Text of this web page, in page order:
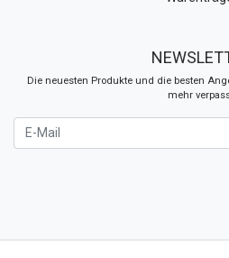
Die neuesten Produkte und die besten
mehr